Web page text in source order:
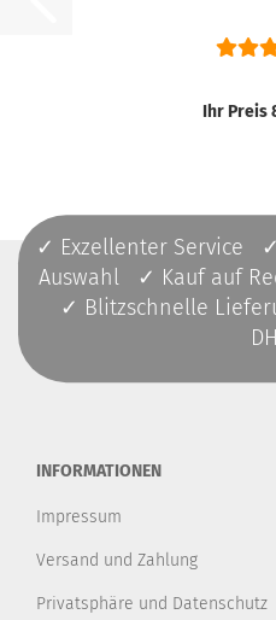
Ihr Preis
✓ Exzellenter Service
Auswahl ✓ Kauf auf
✓ Blitzschnelle
INFORMATIONEN
Impressum
Versand und Zahlung
Privatsphäre und Datenschutz